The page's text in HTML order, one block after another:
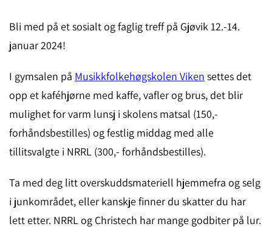
Bli med på et sosialt og faglig treff på Gjøvik 12.-14.
januar 2024!
I gymsalen på Musikkfolkehøgskolen Viken settes det
opp et kaféhjørne med kaffe, vafler og brus, det blir
mulighet for varm lunsj i skolens matsal (150,-
forhåndsbestilles) og festlig middag med alle
tillitsvalgte i NRRL (300,- forhåndsbestilles).
Ta med deg litt overskuddsmateriell hjemmefra og selg
i junkområdet, eller kanskje finner du skatter du har
lett etter. NRRL og Christech har mange godbiter på lur.